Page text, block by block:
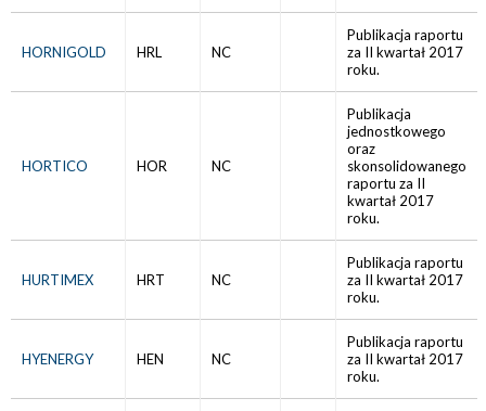
HORNIGOLD HRL NC
Publikacja raportu
za II kwartał 2017
roku.
HORTICO HOR NC
Publikacja
jednostkowego
oraz
skonsolidowanego
raportu za II
kwartał 2017
roku.
HURTIMEX HRT NC
Publikacja raportu
za II kwartał 2017
roku.
HYENERGY HEN NC
Publikacja raportu
za II kwartał 2017
roku.